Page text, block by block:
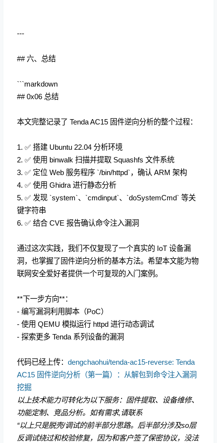
---
## 六、总结
```markdown
## 0x06 总结
本文完整记录了 Tenda AC15 固件逆向分析的整个过程：
1. ✅ 搭建 Ubuntu 22.04 分析环境
2. ✅ 使用 binwalk 扫描并提取 Squashfs 文件系统
3. ✅ 定位 Web 服务程序 `/bin/httpd`，确认 ARM 架构
4. ✅ 使用 Ghidra 进行静态分析
5. ✅ 发现 `system`、`cmdinput`、`doSystemCmd` 等关
键字符串
6. ✅ 结合 CVE 报告确认命令注入漏洞
通过这次实践，我们不仅复现了一个真实的 IoT 设备漏
洞，也掌握了固件逆向分析的基本方法。希望本文能为物
联网安全爱好者提供一个可复现的入门案例。
**下一步方向**：
- 编写漏洞利用脚本（PoC）
- 使用 QEMU 模拟运行 httpd 进行动态调试
- 探索更多 Tenda 系列设备的漏洞
代码已经上传： dengchaohui/tenda-ac15-reverse: Tenda
AC15 固件逆向分析（第一篇）：从解包到命令注入漏洞
挖掘
以上技术能力可转化为以下服务：固件提取、设备维修、
功能定制、竞品分析。如有需求,请联系
“以上只是脱壳/调试的前半部分思路。后半部分涉及so层
反调试绕过和校验修复，因为和客户签了保密协议，没法